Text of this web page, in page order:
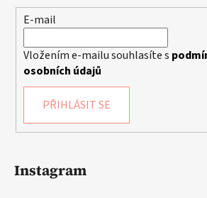
E-mail
Vložením e-mailu souhlasíte s
osobních údajů
PŘIHLÁSIT SE
Instagram